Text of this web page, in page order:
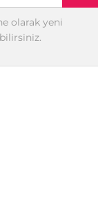
olarak yeni